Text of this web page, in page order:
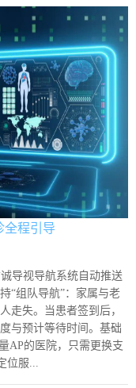
全程引导
导视导航系统自动推送
“组队导航”：家属与老
走失。当患者签到后，
与预计等待时间。基础
AP的医院，只需更换支
位服...